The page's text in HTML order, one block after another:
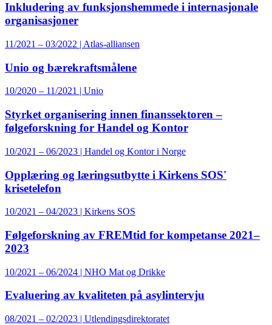
Inkludering av funksjonshemmede i internasjonale
organisasjoner
11/2021 – 03/2022 | Atlas-alliansen
Unio og bærekraftsmålene
10/2020 – 11/2021 | Unio
Styrket organisering innen finanssektoren –
følgeforskning for Handel og Kontor
10/2021 – 06/2023 | Handel og Kontor i Norge
Opplæring og læringsutbytte i Kirkens SOS'
krisetelefon
10/2021 – 04/2023 | Kirkens SOS
Følgeforskning av FREMtid for kompetanse 2021–
2023
10/2021 – 06/2024 | NHO Mat og Drikke
Evaluering av kvaliteten på asylintervju
08/2021 – 02/2023 | Utlendingsdirektoratet